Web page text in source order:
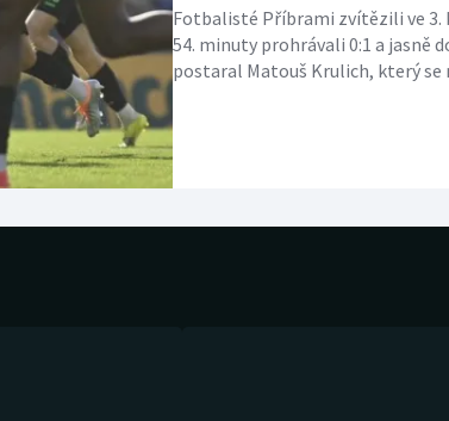
Lyže a snowboard
Moderní pětiboj
Motorsport
Olympijské hry
Stolní tenis
Triatlon
Fotbalisté Příbrami zvítězili ve 3.
54. minuty prohrávali 0:1 a jasně
postaral Matouš Krulich, který